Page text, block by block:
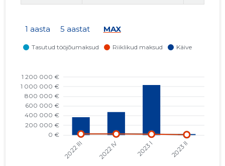
2021 I
2020 IV
2020 III
1 aasta 5 aastat MAX